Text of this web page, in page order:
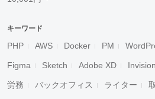
キーワード
PHP AWS Docker PM
Figma Sketch Adobe XD Invision
労務 バックオフィス ライター